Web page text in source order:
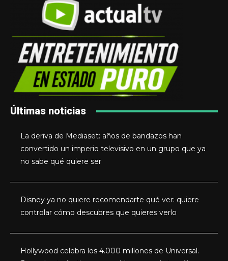
Últimas noticias
La deriva de Mediaset: años de bandazos han
convertido un imperio televisivo en un grupo que ya
no sabe qué quiere ser
Disney ya no quiere recomendarte qué ver: quiere
controlar cómo descubres que quieres verlo
Hollywood celebra los 4.000 millones de Universal.